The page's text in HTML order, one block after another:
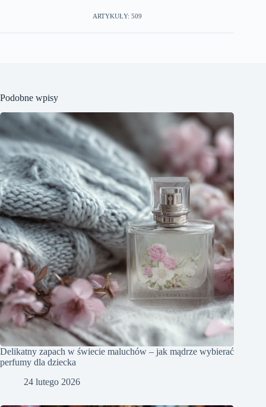
ARTYKUŁY: 509
Podobne wpisy
Delikatny zapach w świecie maluchów – jak mądrze wybierać
perfumy dla dziecka
24 lutego 2026